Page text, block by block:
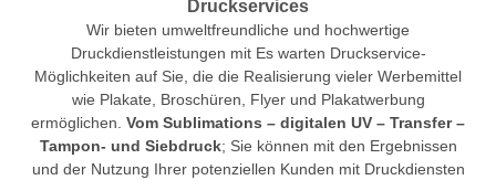
Druckservices
Wir bieten umweltfreundliche und hochwertige
Druckdienstleistungen mit Es warten Druckservice-
Möglichkeiten auf Sie, die die Realisierung vieler Werbemittel
wie Plakate, Broschüren, Flyer und Plakatwerbung
ermöglichen. Vom Sublimations – digitalen UV – Transfer –
Tampon- und Siebdruck; Sie können mit den Ergebnissen
und der Nutzung Ihrer potenziellen Kunden mit Druckdiensten